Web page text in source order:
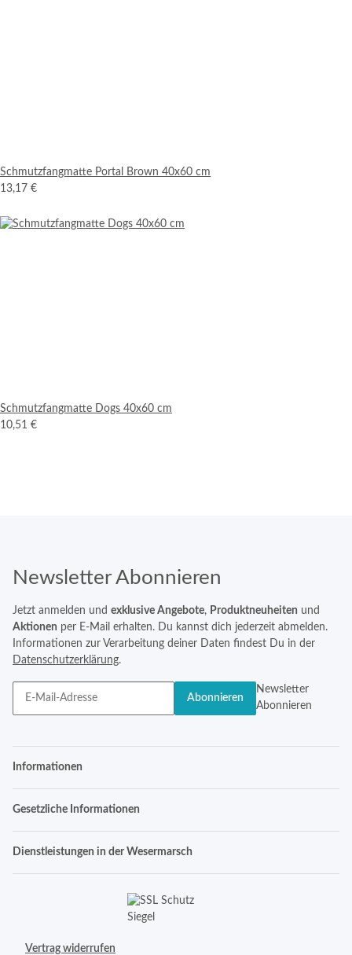
Schmutzfangmatte Portal Brown 40x60 cm
13,17 €
Schmutzfangmatte Dogs 40x60 cm
10,51 €
Newsletter Abonnieren
Jetzt anmelden und exklusive Angebote, Produktneuheiten und
Aktionen per E-Mail erhalten. Du kannst dich jederzeit abmelden.
Informationen zur Verarbeitung deiner Daten findest Du in der
Datenschutzerklärung.
Abonnieren
Newsletter
Abonnieren
Informationen
Gesetzliche Informationen
Dienstleistungen in der Wesermarsch
Vertrag widerrufen